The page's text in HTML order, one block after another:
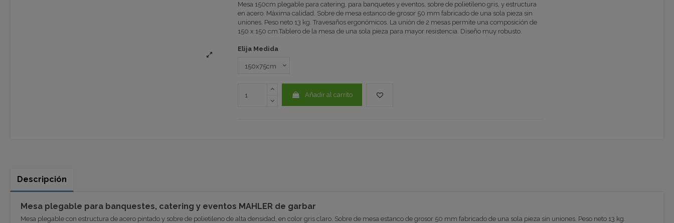
Mesa 150cm plegable para catering, para banquetes y eventos, sobre de polietileno gris, y estructura
en acero. Máxima calidad. Sobre de mesa estanco de grosor 50 mm fabricado de una sola pieza sin
uniones. Peso neto 13 kg. Travesaños ergonómicos. La unión de 2 mesas permite una composición de
150 x 150 cm.Tablero de la mesa de una sola pieza para mayor resistencia. Diseño muy robusto.
Elija Medida
Añadir al carrito
Descripción
Mesa plegable para banquestes, catering y eventos MAHLER de garbar
Mesa plegable con estructura de acero pintado y sobre de polietileno de alta densidad, en color gris claro. Sobre de mesa estanco de grosor 50 mm fabricado de una sola pieza sin uniones. Peso neto 13 kg.